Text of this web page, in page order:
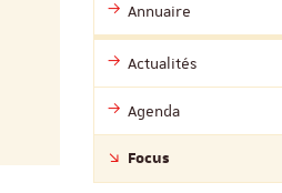
Annuaire
Actualités
Agenda
Focus